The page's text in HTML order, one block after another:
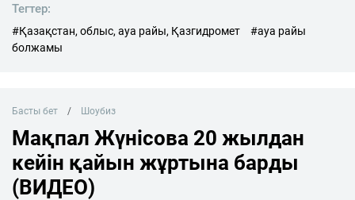
Тегтер:
#Қазақстан, облыс, ауа райы, Қазгидромет
#ауа райы
болжамы
Басты бет Шоубиз
Мақпал Жүнісова 20 жылдан
кейін қайын жұртына барды
(ВИДЕО)